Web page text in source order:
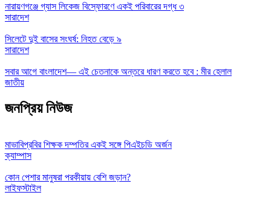
নারায়ণগঞ্জে গ্যাস লিকেজ বিস্ফোরণে একই পরিবারের দগ্ধ ৩
সারাদেশ
সিলেটে দুই বাসের সংঘর্ষ: নিহত বেড়ে ৯
সারাদেশ
সবার আগে বাংলাদেশ— এই চেতনাকে অন্তরে ধারণ করতে হবে : মীর হেলাল
জাতীয়
জনপ্রিয় নিউজ
মাভাবিপ্রবির শিক্ষক দম্পতির একই সঙ্গে পিএইচডি অর্জন
ক্যাম্পাস
কোন পেশার মানুষরা পরকীয়ায় বেশি জড়ান?
লাইফস্টাইল